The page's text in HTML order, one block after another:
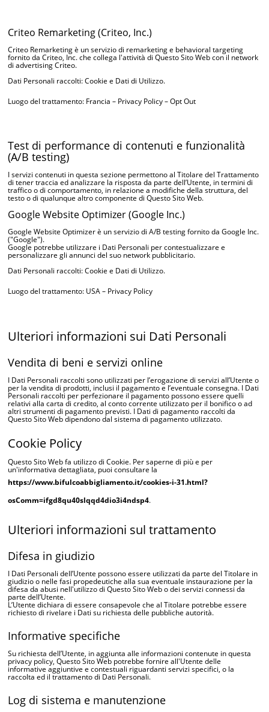
Criteo Remarketing (Criteo, Inc.)
Criteo Remarketing è un servizio di remarketing e behavioral targeting
fornito da Criteo, Inc. che collega l'attività di Questo Sito Web con il network
di advertising Criteo.
Dati Personali raccolti: Cookie e Dati di Utilizzo.
Luogo del trattamento: Francia – Privacy Policy–Opt Out
Test di performance di contenuti e funzionalità
(A/B testing)
I servizi contenuti in questa sezione permettono al Titolare del Trattamento
di tener traccia ed analizzare la risposta da parte dell’Utente, in termini di
traffico o di comportamento, in relazione a modifiche della struttura, del
testo o di qualunque altro componente di Questo Sito Web.
Google Website Optimizer (Google Inc.)
Google Website Optimizer è un servizio di A/B testing fornito da Google Inc.
("Google").
Google potrebbe utilizzare i Dati Personali per contestualizzare e
personalizzare gli annunci del suo network pubblicitario.
Dati Personali raccolti: Cookie e Dati di Utilizzo.
Luogo del trattamento: USA – Privacy Policy
Ulteriori informazioni sui Dati Personali
Vendita di beni e servizi online
I Dati Personali raccolti sono utilizzati per l’erogazione di servizi all’Utente o
per la vendita di prodotti, inclusi il pagamento e l’eventuale consegna. I Dati
Personali raccolti per perfezionare il pagamento possono essere quelli
relativi alla carta di credito, al conto corrente utilizzato per il bonifico o ad
altri strumenti di pagamento previsti. I Dati di pagamento raccolti da
Questo Sito Web dipendono dal sistema di pagamento utilizzato.
Cookie Policy
Questo Sito Web fa utilizzo di Cookie. Per saperne di più e per
un'informativa dettagliata, puoi consultare la
https://www.bifulcoabbigliamento.it/cookies-i-31.html?
osComm=ifgd8qu40slqqd4dio3i4ndsp4.
Ulteriori informazioni sul trattamento
Difesa in giudizio
I Dati Personali dell’Utente possono essere utilizzati da parte del Titolare in
giudizio o nelle fasi propedeutiche alla sua eventuale instaurazione per la
difesa da abusi nell'utilizzo di Questo Sito Web o dei servizi connessi da
parte dell’Utente.
L’Utente dichiara di essere consapevole che al Titolare potrebbe essere
richiesto di rivelare i Dati su richiesta delle pubbliche autorità.
Informative specifiche
Su richiesta dell’Utente, in aggiunta alle informazioni contenute in questa
privacy policy, Questo Sito Web potrebbe fornire all'Utente delle
informative aggiuntive e contestuali riguardanti servizi specifici, o la
raccolta ed il trattamento di Dati Personali.
Log di sistema e manutenzione